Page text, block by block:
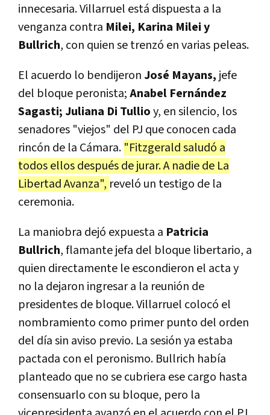
innecesaria. Villarruel está dispuesta a la
venganza contra Milei, Karina Milei y
Bullrich, con quien se trenzó en varias peleas.
El acuerdo lo bendijeronJosé Mayans, jefe
del bloque peronista;Anabel Fernández
Sagasti; Juliana Di Tullioy, en silencio, los
senadores "viejos" del PJ que conocen cada
rincón de la Cámara. "Fitzgerald saludó a
todos ellos después de jurar. A nadie de La
Libertad Avanza", reveló un testigo de la
ceremonia.
La maniobra dejó expuesta a Patricia
Bullrich, flamante jefa del bloque libertario, a
quien directamente le escondieron el acta y
no la dejaron ingresar a la reunión de
presidentes de bloque. Villarruel colocó el
nombramiento como primer punto del orden
del día sin aviso previo. La sesión ya estaba
pactada con el peronismo. Bullrich había
planteado que no se cubriera ese cargo hasta
consensuarlo con su bloque, pero la